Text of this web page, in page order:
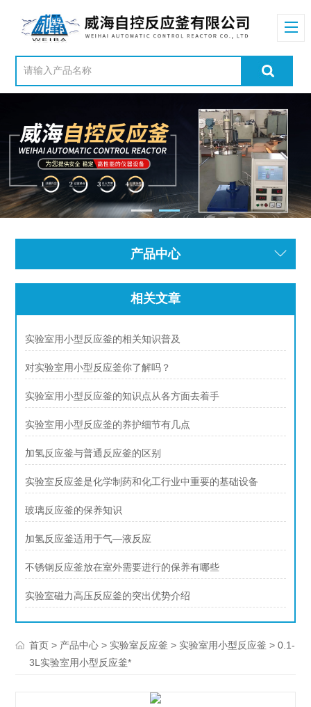
产品中心
相关文章
实验室用小型反应釜的相关知识普及
对实验室用小型反应釜你了解吗？
实验室用小型反应釜的知识点从各方面去着手
实验室用小型反应釜的养护细节有几点
加氢反应釜与普通反应釜的区别
实验室反应釜是化学制药和化工行业中重要的基础设备
玻璃反应釜的保养知识
加氢反应釜适用于气—液反应
不锈钢反应釜放在室外需要进行的保养有哪些
实验室磁力高压反应釜的突出优势介绍
首页 > 产品中心 > 实验室反应釜 > 实验室用小型反应釜 > 0.1-
3L实验室用小型反应釜*